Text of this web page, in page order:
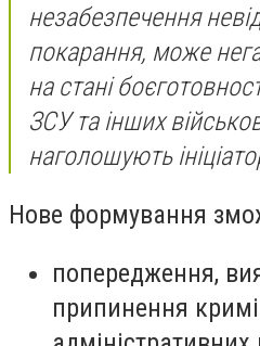
незабезпечення
покарання, може
на стані
ЗСУ та інших
наголошують
Нове формування
попередження,
припинення